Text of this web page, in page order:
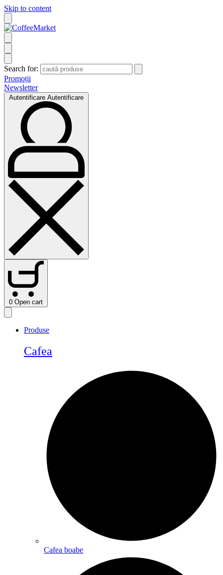
Skip to content
Search for:
Promoții
Newsletter
Autentificare Autentificare
0 Open cart
Produse
Cafea
Cafea boabe